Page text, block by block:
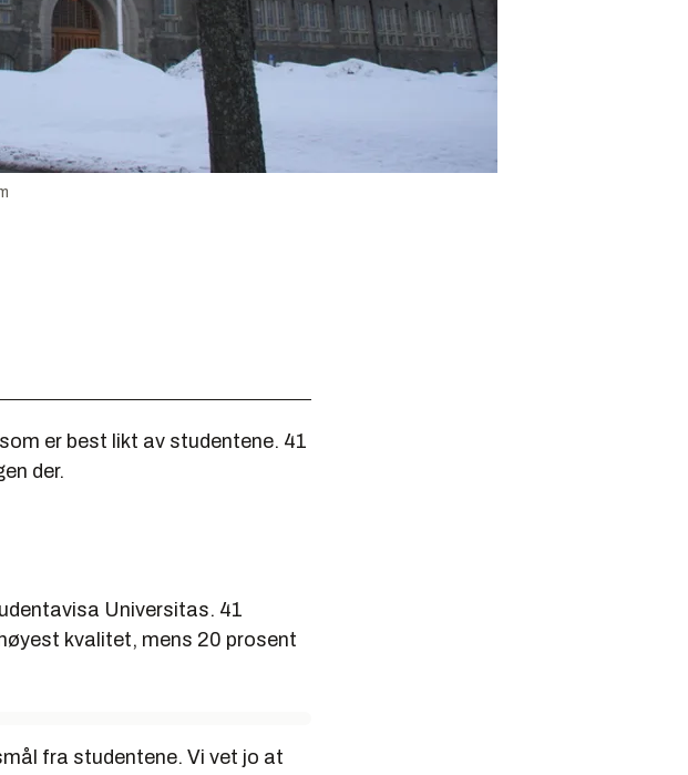
er best likt av studentene. 41
der.
Universitas. 41
kvalitet, mens 20 prosent
fra studentene. Vi vet jo at